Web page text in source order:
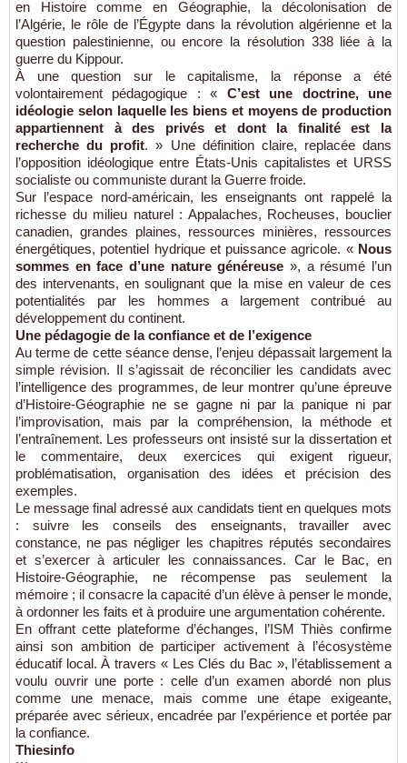
en Histoire comme en Géographie, la décolonisation de
l’Algérie, le rôle de l’Égypte dans la révolution algérienne et la
question palestinienne, ou encore la résolution 338 liée à la
guerre du Kippour.
À une question sur le capitalisme, la réponse a été
volontairement pédagogique : « C’est une doctrine, une
idéologie selon laquelle les biens et moyens de production
appartiennent à des privés et dont la finalité est la
recherche du profit. » Une définition claire, replacée dans
l’opposition idéologique entre États-Unis capitalistes et URSS
socialiste ou communiste durant la Guerre froide.
Sur l’espace nord-américain, les enseignants ont rappelé la
richesse du milieu naturel : Appalaches, Rocheuses, bouclier
canadien, grandes plaines, ressources minières, ressources
énergétiques, potentiel hydrique et puissance agricole. « Nous
sommes en face d’une nature généreuse », a résumé l’un
des intervenants, en soulignant que la mise en valeur de ces
potentialités par les hommes a largement contribué au
développement du continent.
Une pédagogie de la confiance et de l’exigence
Au terme de cette séance dense, l’enjeu dépassait largement la
simple révision. Il s’agissait de réconcilier les candidats avec
l’intelligence des programmes, de leur montrer qu’une épreuve
d’Histoire-Géographie ne se gagne ni par la panique ni par
l’improvisation, mais par la compréhension, la méthode et
l’entraînement. Les professeurs ont insisté sur la dissertation et
le commentaire, deux exercices qui exigent rigueur,
problématisation, organisation des idées et précision des
exemples.
Le message final adressé aux candidats tient en quelques mots
: suivre les conseils des enseignants, travailler avec
constance, ne pas négliger les chapitres réputés secondaires
et s’exercer à articuler les connaissances. Car le Bac, en
Histoire-Géographie, ne récompense pas seulement la
mémoire ; il consacre la capacité d’un élève à penser le monde,
à ordonner les faits et à produire une argumentation cohérente.
En offrant cette plateforme d’échanges, l’ISM Thiès confirme
ainsi son ambition de participer activement à l’écosystème
éducatif local. À travers « Les Clés du Bac », l’établissement a
voulu ouvrir une porte : celle d’un examen abordé non plus
comme une menace, mais comme une étape exigeante,
préparée avec sérieux, encadrée par l’expérience et portée par
la confiance.
Thiesinfo